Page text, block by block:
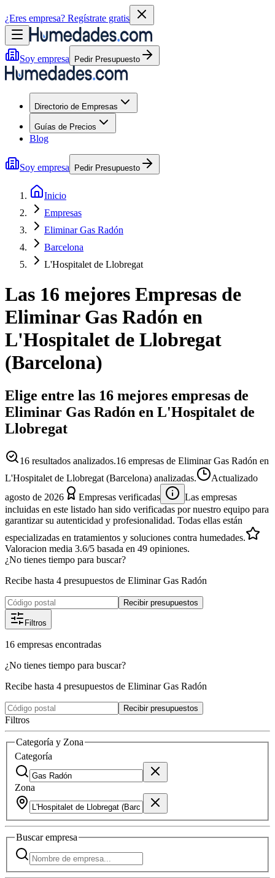
¿Eres empresa? Regístrate gratis
Soy empresa Pedir Presupuesto
Directorio de Empresas
Guías de Precios
Blog
Soy empresa Pedir Presupuesto
Inicio
Empresas
Eliminar Gas Radón
Barcelona
L'Hospitalet de Llobregat
Las 16 mejores Empresas de
Eliminar Gas Radón en
L'Hospitalet de Llobregat
(Barcelona)
Elige entre las 16 mejores empresas de
Eliminar Gas Radón en L'Hospitalet de
Llobregat
16 resultados analizados.16 empresas de Eliminar Gas Radón en
L'Hospitalet de Llobregat (Barcelona) analizadas.
Actualizado
agosto de 2026
Empresas verificadas
Las empresas
incluidas en este listado han sido verificadas por nuestro equipo para
garantizar su autenticidad y profesionalidad. Todas ellas están
especializadas en tratamientos y soluciones contra humedades.
Valoracion media 3.6/5 basada en 49 opiniones.
¿No tienes tiempo para buscar?
Recibe hasta 4 presupuestos de Eliminar Gas Radón
Recibir presupuestos
Filtros
16 empresas encontradas
¿No tienes tiempo para buscar?
Recibe hasta 4 presupuestos de Eliminar Gas Radón
Recibir presupuestos
Filtros
Categoría y Zona
Categoría
Zona
Buscarempresa